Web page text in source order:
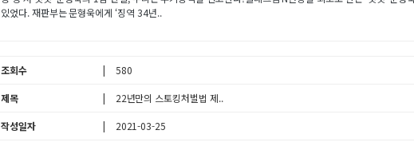
있었다. 재판부는 문형욱에게 ‘징역 34년..
조회수 580
제목 22년만의 스토킹처벌법 제..
작성일자 2021-03-25